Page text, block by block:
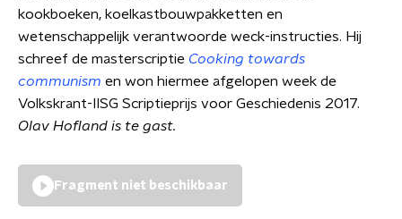
kookboeken, koelkastbouwpakketten en
wetenschappelijk verantwoorde weck-instructies. Hij
schreef de masterscriptie Cooking towards
communism en won hiermee afgelopen week de
Volkskrant-IISG Scriptieprijs voor Geschiedenis 2017.
Olav Hofland is te gast.
Fragment niet beschikbaar